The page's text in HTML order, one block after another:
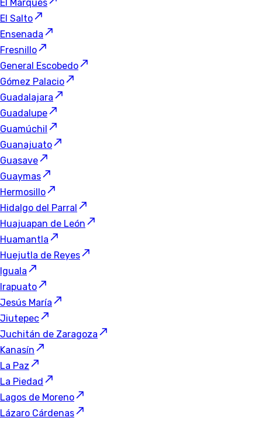
El Marqués
El Salto
Ensenada
Fresnillo
General Escobedo
Gómez Palacio
Guadalajara
Guadalupe
Guamúchil
Guanajuato
Guasave
Guaymas
Hermosillo
Hidalgo del Parral
Huajuapan de León
Huamantla
Huejutla de Reyes
Iguala
Irapuato
Jesús María
Jiutepec
Juchitán de Zaragoza
Kanasín
La Paz
La Piedad
Lagos de Moreno
Lázaro Cárdenas